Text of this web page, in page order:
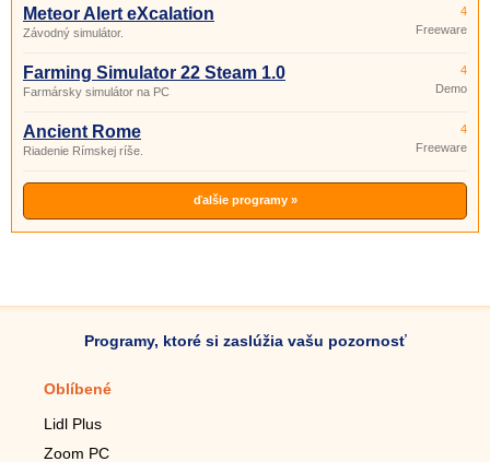
Meteor Alert eXcalation
Závodný simulátor.
4
Freeware
Farming Simulator 22 Steam 1.0
Farmársky simulátor na PC
4
Demo
Ancient Rome
Riadenie Rímskej ríše.
4
Freeware
ďalšie programy »
Programy, ktoré si zaslúžia vašu pozornosť
Oblíbené
Lidl Plus
Zoom PC